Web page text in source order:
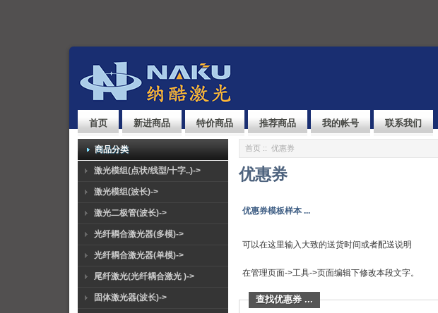
首页 新进商品 特价商品 推荐商品 我的帐号 联系我们
商品分类
激光模组(点状/线型/十字..)->
激光模组(波长)->
激光二极管(波长)->
光纤耦合激光器(多模)->
光纤耦合激光器(单模)->
尾纤激光(光纤耦合激光 )->
固体激光器(波长)->
首页 :: 优惠券
优惠券
优惠券模板样本 ...
可以在这里输入大致的送货时间或者配送说明
在管理页面->工具->页面编辑下修改本段文字。
查找优惠券 ...